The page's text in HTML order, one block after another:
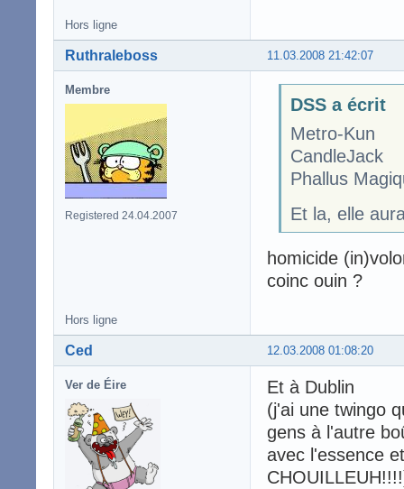
Hors ligne
11.03.2008 21:42:07
Ruthraleboss
Membre
Registered 24.04.2007
DSS a écrit
Metro-Kun
CandleJack
Phallus
Et la, elle
homicide
coinc ouin ?
Hors ligne
12.03.2008 01:08:20
Ced
Ver de Éire
Et à Dublin
(j'ai une twingo
gens à l'autre
avec l'essence